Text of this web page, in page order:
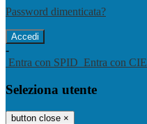
Password dimenticata?
-
Entra con SPID Entra con CIE
Seleziona utente
button close ×